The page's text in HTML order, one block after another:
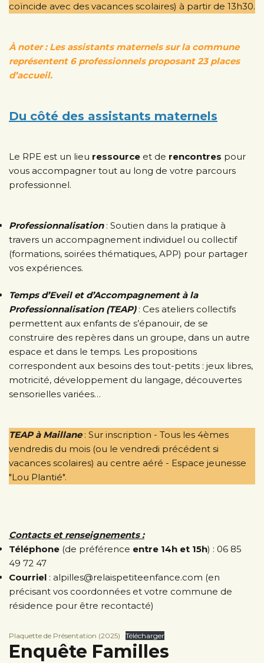
coïncide avec des vacances scolaires) à partir de 13h30.
À noter : Les assistants maternels sur la commune
représentent 6 professionnels proposant 23 places
d’accueil.
Du côté des assistants maternels
Le RPE est un lieu ressource et de rencontres pour
vous accompagner tout au long de votre parcours
professionnel.
Professionnalisation: Soutien dans la pratique à
travers un accompagnement individuel ou collectif
(formations, soirées thématiques, APP) pour partager
vos expériences.
Temps d’Eveil et d’Accompagnement à la
Professionnalisation (TEAP): Ces ateliers collectifs
permettent aux enfants de s’épanouir, de se
construire des repères dans un groupe, dans un autre
espace et dans le temps. Les propositions
correspondent aux besoins des tout-petits : jeux libres,
motricité, développement du langage, découvertes
sensorielles variées…
TEAP à Maillane: Sur inscription - Tous les 4èmes
vendredis du mois (ou le vendredi précédent si
vacances scolaires) au centre aéré - Espace jeunesse
"Lou Plantié".
Contacts et renseignements :
Téléphone (de préférence entre 14h et 15h) : 06 85
49 72 47
Courriel : alpilles@relaispetiteenfance.com (en
précisant vos coordonnées et votre commune de
résidence pour être recontacté)
Plaquette de Présentation (2025) Télécharger
Enquête Familles